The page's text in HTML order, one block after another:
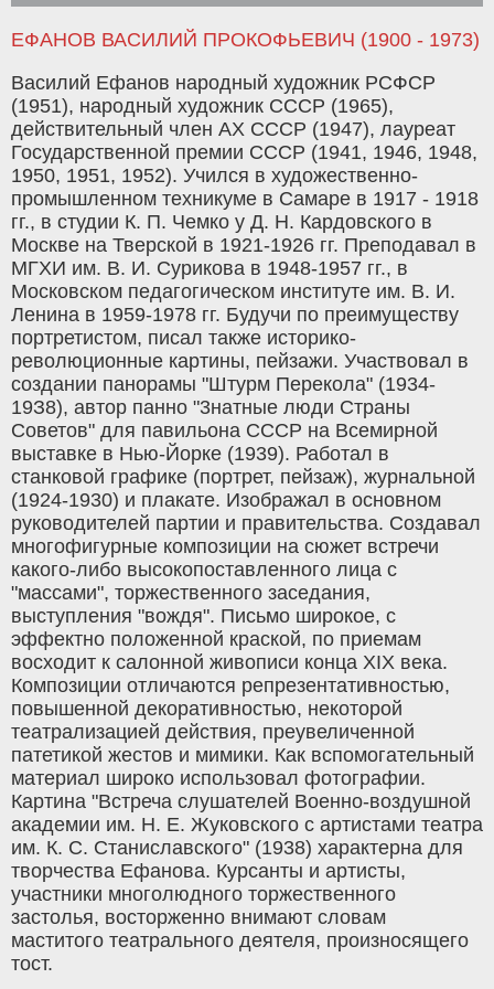
ЕФАНОВ ВАСИЛИЙ ПРОКОФЬЕВИЧ (1900 - 1973)
Василий Ефанов народный художник РСФСР
(1951), народный художник СССР (1965),
действительный член АХ СССР (1947), лауреат
Государственной премии СССР (1941, 1946, 1948,
1950, 1951, 1952). Учился в художественно-
промышленном техникуме в Самаре в 1917 - 1918
гг., в студии К. П. Чемко у Д. Н. Кардовского в
Москве на Тверской в 1921-1926 гг. Преподавал в
МГХИ им. В. И. Сурикова в 1948-1957 гг., в
Московском педагогическом институте им. В. И.
Ленина в 1959-1978 гг. Будучи по преимуществу
портретистом, писал также историко-
революционные картины, пейзажи. Участвовал в
создании панорамы "Штурм Перекола" (1934-
19З8), автор панно "3натные люди Страны
Советов" для павильона СССР на Всемирной
выставке в Нью-Йорке (1939). Работал в
станковой графике (портрет, пейзаж), журнальной
(1924-1930) и плакате. Изображал в основном
руководителей партии и правительства. Создавал
многофигурные композиции на сюжет встречи
какого-либо высокопоставленного лица с
"массами", торжественного заседания,
выступления "вождя". Письмо широкое, с
эффектно положенной краской, по приемам
восходит к салонной живописи конца XIX века.
Композиции отличаются репрезентативностью,
повышенной декоративностью, некоторой
театрализацией действия, преувеличенной
патетикой жестов и мимики. Как вспомогательный
материал широко использовал фотографии.
Картина "Встреча слушателей Военно-воздушной
академии им. Н. Е. Жуковского с артистами театра
им. К. С. Станиславского" (1938) характерна для
творчества Ефанова. Курсанты и артисты,
участники многолюдного торжественного
застолья, восторженно внимают словам
маститого театрального деятеля, произносящего
тост.